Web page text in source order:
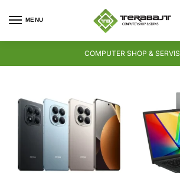
MENU
COMPUTER SHOP & SERVIS